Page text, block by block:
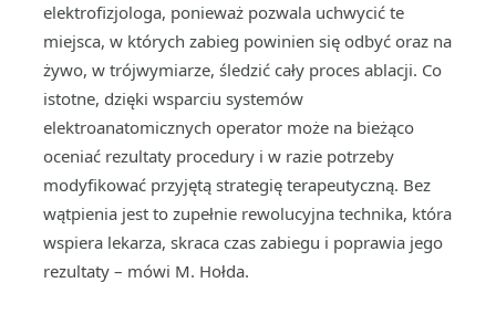
elektrofizjologa, ponieważ pozwala uchwycić te
miejsca, w których zabieg powinien się odbyć oraz na
żywo, w trójwymiarze, śledzić cały proces ablacji. Co
istotne, dzięki wsparciu systemów
elektroanatomicznych operator może na bieżąco
oceniać rezultaty procedury i w razie potrzeby
modyfikować przyjętą strategię terapeutyczną. Bez
wątpienia jest to zupełnie rewolucyjna technika, która
wspiera lekarza, skraca czas zabiegu i poprawia jego
rezultaty – mówi M. Hołda.